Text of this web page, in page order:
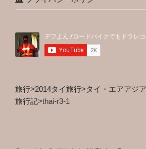
旅行>2014タイ旅行>タイ・エアアジ
旅行記>thai-r3-1